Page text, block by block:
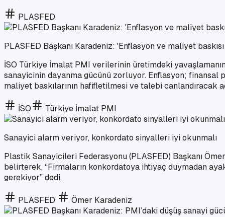
PLASFED
PLASFED Başkanı Karadeniz: 'Enflasyon ve maliyet
İSO Türkiye İmalat PMI verilerinin üretimdeki
sanayicinin dayanma gücünü zorluyor. Enflasyon; finansal
maliyet baskılarının hafifletilmesi ve talebi canlandıracak
İSO Türkiye İmalat PMI
Sanayici alarm veriyor, konkordato sinyalleri iyi okunmalı
Plastik Sanayicileri Federasyonu (PLASFED) Başkanı
belirterek, “Firmaların konkordatoya ihtiyaç duymadan
gerekiyor” dedi.
PLASFED Ömer Karadeniz